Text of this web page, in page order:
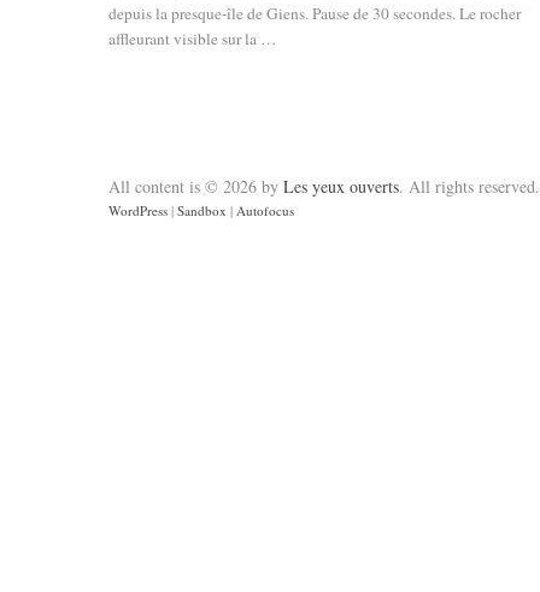
depuis la presque-île de Giens. Pause de 30 secondes. Le rocher
affleurant visible sur la …
All content is © 2026 by Les yeux ouverts. All rights reserved.
WordPress | Sandbox | Autofocus